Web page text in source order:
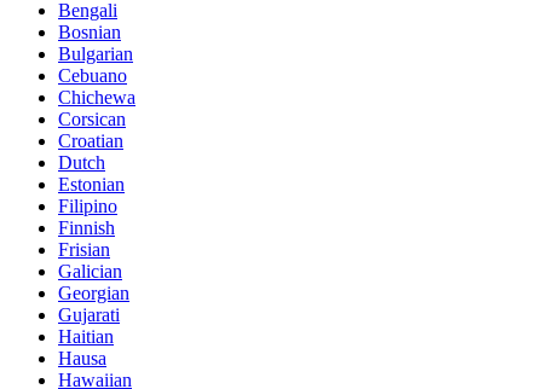
Bengali
Bosnian
Bulgarian
Cebuano
Chichewa
Corsican
Croatian
Dutch
Estonian
Filipino
Finnish
Frisian
Galician
Georgian
Gujarati
Haitian
Hausa
Hawaiian